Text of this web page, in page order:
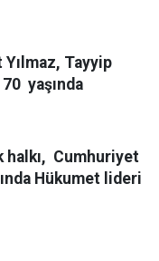
Tayyip
yaşında
halkı, Cumhuriyet
Hükumet lideri